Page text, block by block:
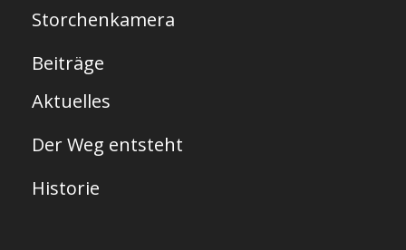
Storchenkamera
Beiträge
Aktuelles
Der Weg entsteht
Historie